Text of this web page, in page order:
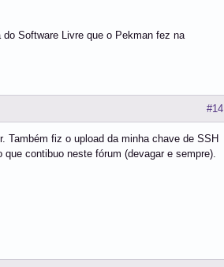
Software Livre que o Pekman fez na
#14
Também fiz o upload da minha chave de SSH
contibuo neste fórum (devagar e sempre).